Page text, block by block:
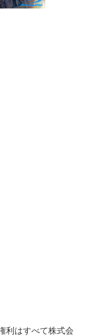
利はすべて株式会